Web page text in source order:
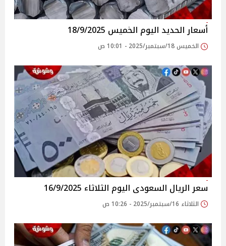
أسعار الحديد اليوم الخميس 18/9/2025
الخميس 18/سبتمبر/2025 - 10:01 ص
سعر الريال السعودى اليوم الثلاثاء 16/9/2025
الثلاثاء 16/سبتمبر/2025 - 10:26 ص